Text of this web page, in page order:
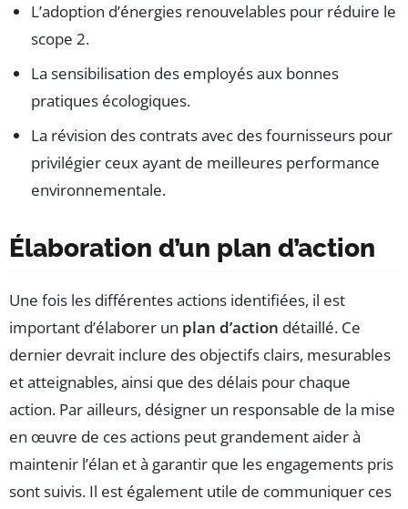
L’adoption d’énergies renouvelables pour réduire le
scope 2.
La sensibilisation des employés aux bonnes
pratiques écologiques.
La révision des contrats avec des fournisseurs pour
privilégier ceux ayant de meilleures performance
environnementale.
Élaboration d’un plan d’action
Une fois les différentes actions identifiées, il est
important d’élaborer un plan d’action détaillé. Ce
dernier devrait inclure des objectifs clairs, mesurables
et atteignables, ainsi que des délais pour chaque
action. Par ailleurs, désigner un responsable de la mise
en œuvre de ces actions peut grandement aider à
maintenir l’élan et à garantir que les engagements pris
sont suivis. Il est également utile de communiquer ces